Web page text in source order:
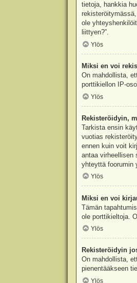
tietoja, hankkia
ole
liittyen?”.
Ylös
Miksi en voi
On mahdollista,
porttikiellon IP-
Ylös
Rekisteröidyin,
Tarkista ensin
vuotias
ennen kuin voit
antaa virheellisen
yhteyttä foorumin
Ylös
Miksi en voi
Tämän
ole porttikieltoja.
Ylös
Rekisteröidyin
On mahdollista,
pienentääkseen
Ylös